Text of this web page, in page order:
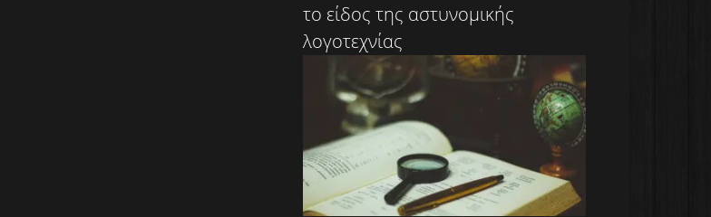
το είδος της αστυνομικής
λογοτεχνίας